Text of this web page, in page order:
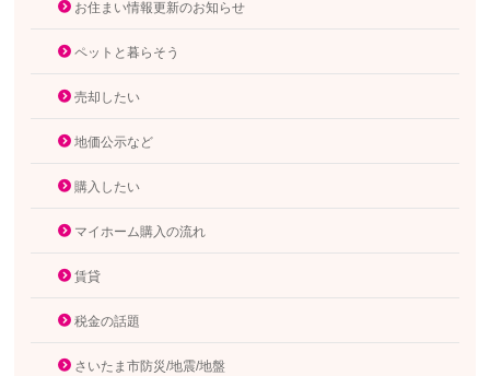
お住まい情報更新のお知らせ
ペットと暮らそう
売却したい
地価公示など
購入したい
マイホーム購入の流れ
賃貸
税金の話題
さいたま市防災/地震/地盤